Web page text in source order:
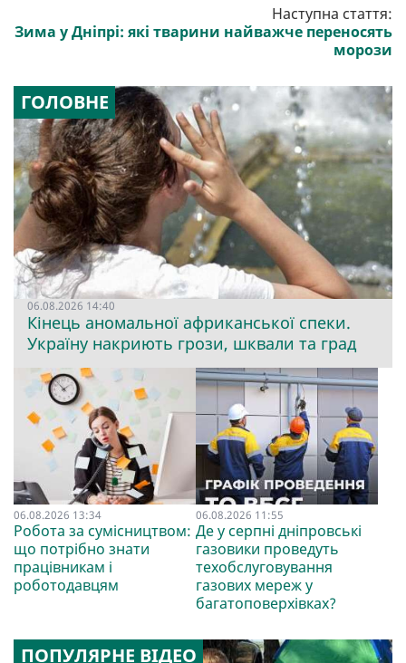
Наступна стаття:
Зима у Дніпрі: які тварини найважче переносять
морози
ГОЛОВНЕ
06.08.2026 14:40
Кінець аномальної африканської спеки.
Україну накриють грози, шквали та град
06.08.2026 13:34
Робота за сумісництвом:
що потрібно знати
працівникам і
роботодавцям
06.08.2026 11:55
Де у серпні дніпровські
газовики проведуть
техобслуговування
газових мереж у
багатоповерхівках?
ПОПУЛЯРНЕ ВІДЕО